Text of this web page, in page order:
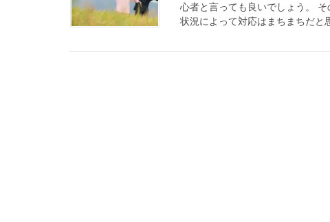
心者と言っても良いでしょう。
状況によって対応はまちまちだと